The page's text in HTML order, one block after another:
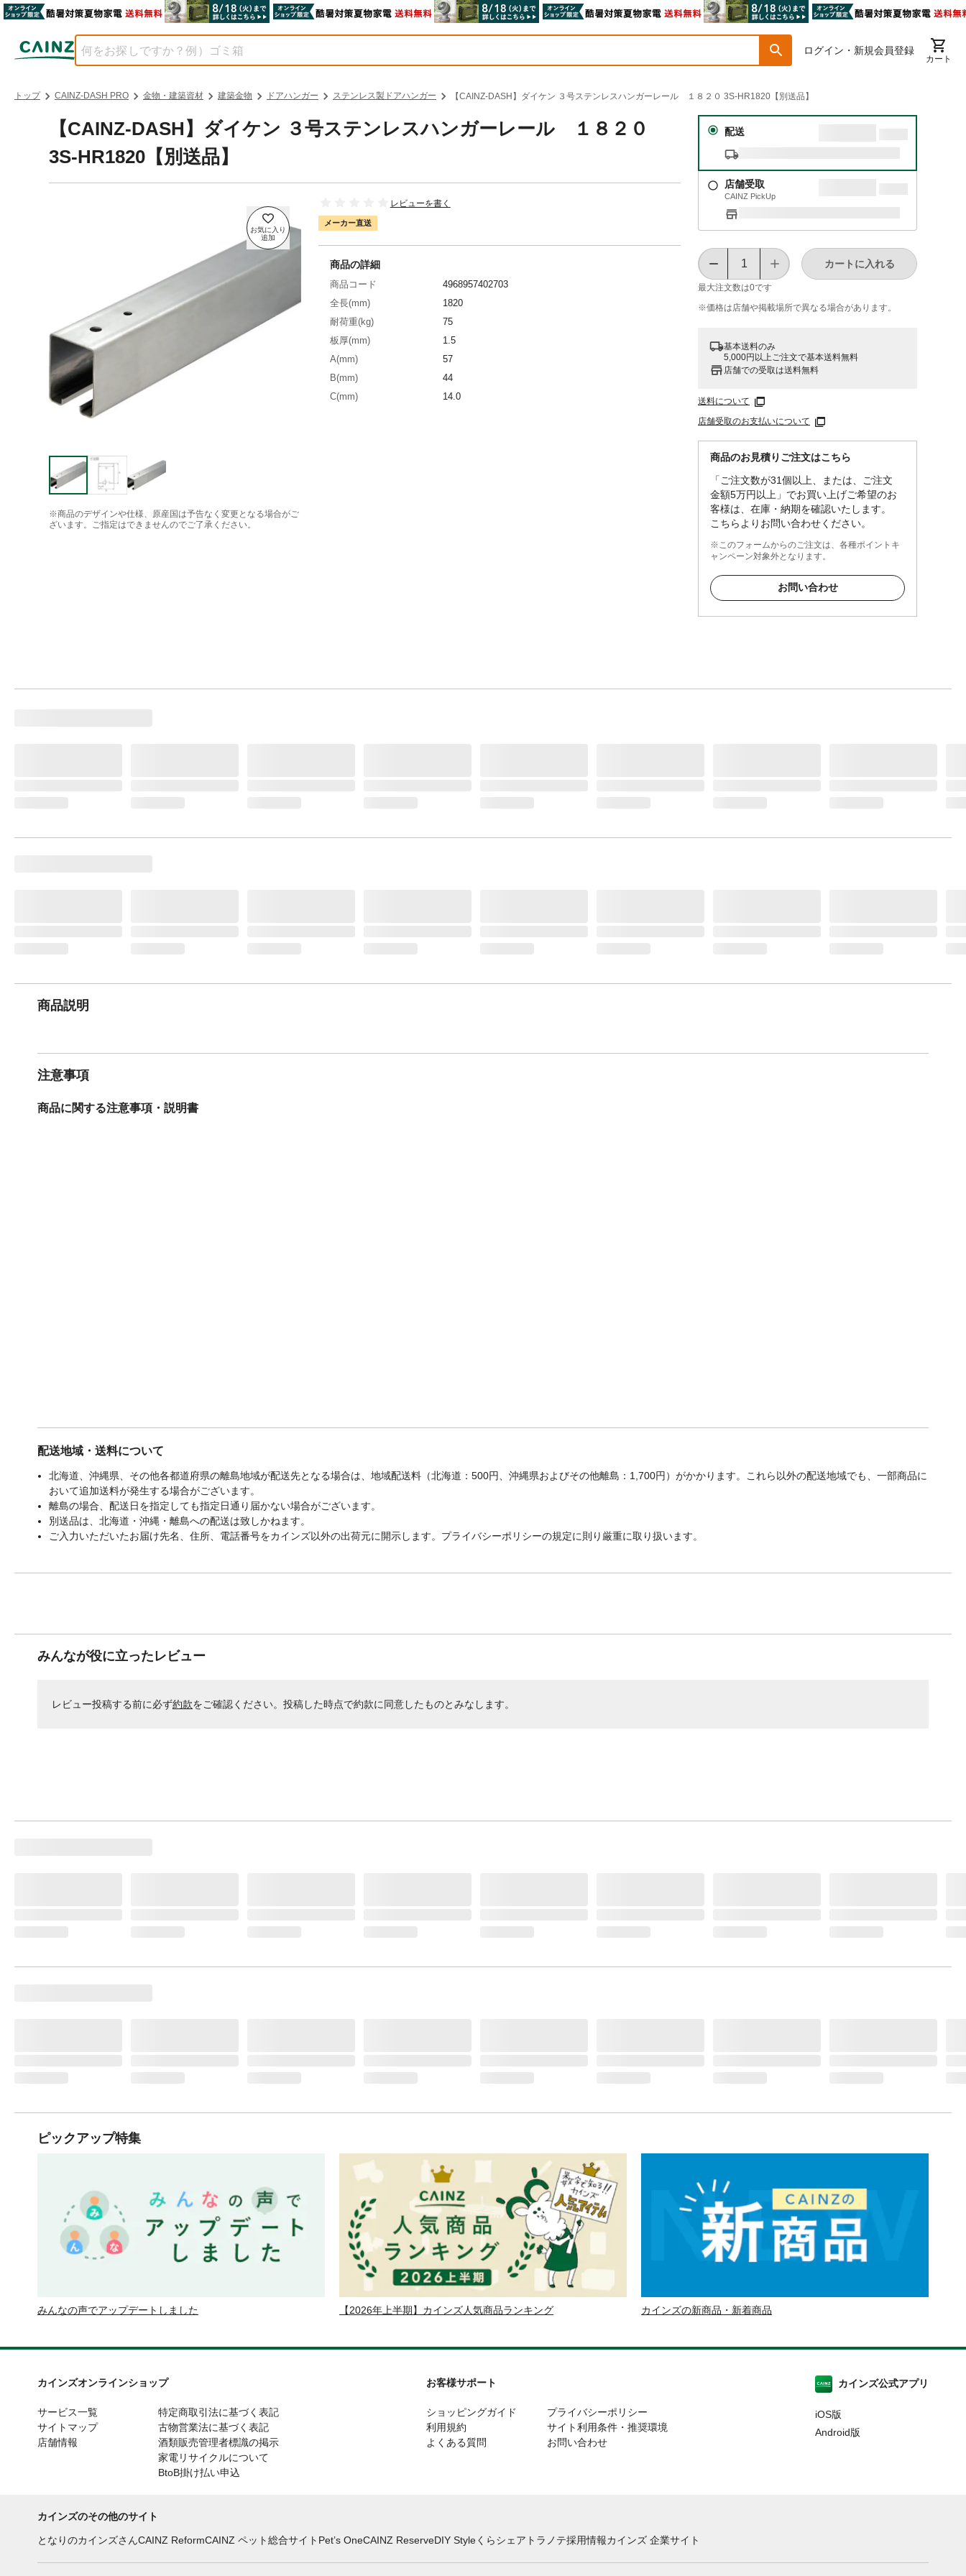
ログイン・新規会員登録
カート
トップ CAINZ-DASH PRO 金物・建築資材 建築金物 ドアハンガー ステンレス製ドアハンガー 【CAINZ-DASH】ダイケン ３号ステンレスハンガーレール １８２０ 3S-HR1820【別送品】
【CAINZ-DASH】ダイケン ３号ステンレスハンガーレール １８２０
3S-HR1820【別送品】
※商品のデザインや仕様、原産国は予告なく変更となる場合がご
ざいます。ご指定はできませんのでご了承ください。
レビューを書く
メーカー直送
配送
店舗受取
CAINZ PickUp
最大注文数は0です
カートに入れる
※価格は​店舗や​掲載場所で​異なる​場合が​あります。
基本送料のみ
5,000円以上ご注文で基本送料無料
店舗での受取は送料無料
送料について
店舗受取のお支払いについて
商品のお見積りご注文はこちら
「ご注文数が31個以上、または、ご注文
金額5万円以上」でお買い上げご希望のお
客様は、在庫・納期を確認いたします。
こちらよりお問い合わせください。
※このフォームからのご注文は、各種ポイントキ
ャンペーン対象外となります。
お問い合わせ
商品の詳細
商品コード
4968957402703
全長(mm)
1820
耐荷重(kg)
75
板厚(mm)
1.5
A(mm)
57
B(mm)
44
C(mm)
14.0
商品説明
注意事項
商品に関する注意事項・説明書
配送地域・送料について
北海道、沖縄県、その他各都道府県の離島地域が配送先となる場合は、地域配送料（北海道：500円、沖縄県およびその他離島：1,700円）がかかります。これら以外の配送地域でも、一部商品に
おいて追加送料が発生する場合がございます。
離島の場合、配送日を指定しても指定日通り届かない場合がございます。
別送品は、北海道・沖縄・離島への配送は致しかねます。
ご入力いただいたお届け先名、住所、電話番号をカインズ以外の出荷元に開示します。プライバシーポリシーの規定に則り厳重に取り扱います。
みんなが役に立ったレビュー
レビュー投稿する前に必ず約款をご確認ください。投稿した時点で約款に同意したものとみなします。
ピックアップ特集
みんなの声でアップデートしました 【2026年上半期】カインズ人気商品ランキング カインズの新商品・新着商品
カインズオンラインショップ
サービス一覧
サイトマップ
店舗情報
特定商取引法に基づく表記
古物営業法に基づく表記
酒類販売管理者標識の掲示
家電リサイクルについて
BtoB掛け払い申込
お客様サポート
ショッピングガイド
利用規約
よくある質問
プライバシーポリシー
サイト利用条件・推奨環境
お問い合わせ
カインズ公式アプリ
iOS版
Android版
カインズのその他のサイト
となりのカインズさんCAINZ ReformCAINZ ペット総合サイト Pet’s OneCAINZ ReserveDIY Styleくらシェア トラノテ採用情報カインズ 企業サイト